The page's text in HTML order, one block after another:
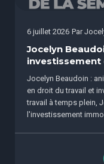
6 juillet 2026 Par
Jocelyn
investissement
Jocelyn Beaudoin :
en droit du travail et
travail à temps plein,
l'investissement